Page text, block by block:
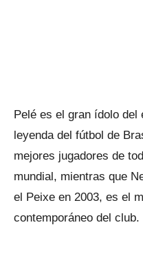
Pelé es el gran ídolo del
leyenda del fútbol de
mejores jugadores de
mundial, mientras que
el Peixe en 2003, es el
contemporáneo del club.